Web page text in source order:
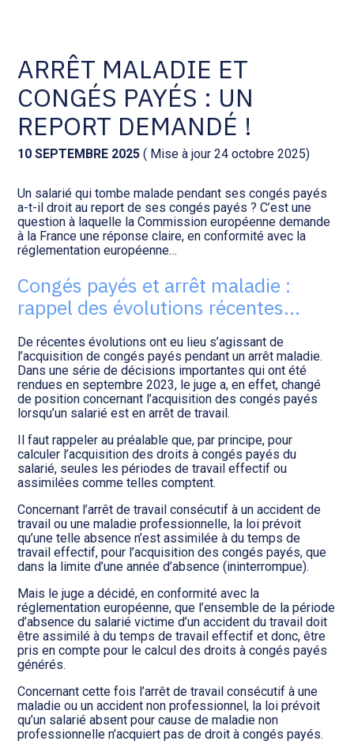
Social et ressources humaines
Assistance juridique
Audit légal
Procédures collectives
Transition numérique
Tenue de votre comptabilité :
ACD
Facturation et pilotage :
Facturation et pilotage : MEG
Analyse et tableau de bord :
Gérer vos ressources
ARRÊT MALADIE ET
CONGÉS PAYÉS : UN
REPORT DEMANDÉ !
10 SEPTEMBRE 2025 ( Mise à jour 24 octobre 2025)
Un salarié qui tombe malade pendant ses congés payés
a-t-il droit au report de ses congés payés ? C’est une
question à laquelle la Commission européenne demande
à la France une réponse claire, en conformité avec la
réglementation européenne…
Congés payés et arrêt maladie :
rappel des évolutions récentes…
De récentes évolutions ont eu lieu s’agissant de
l’acquisition de congés payés pendant un arrêt maladie.
Dans une série de décisions importantes qui ont été
rendues en septembre 2023, le juge a, en effet, changé
de position concernant l’acquisition des congés payés
lorsqu’un salarié est en arrêt de travail.
Il faut rappeler au préalable que, par principe, pour
calculer l’acquisition des droits à congés payés du
salarié, seules les périodes de travail effectif ou
assimilées comme telles comptent.
Concernant l’arrêt de travail consécutif à un accident de
travail ou une maladie professionnelle, la loi prévoit
qu’une telle absence n’est assimilée à du temps de
travail effectif, pour l’acquisition des congés payés, que
dans la limite d’une année d’absence (ininterrompue).
Mais le juge a décidé, en conformité avec la
réglementation européenne, que l’ensemble de la période
d’absence du salarié victime d’un accident du travail doit
être assimilé à du temps de travail effectif et donc, être
pris en compte pour le calcul des droits à congés payés
générés.
Concernant cette fois l’arrêt de travail consécutif à une
maladie ou un accident non professionnel, la loi prévoit
qu’un salarié absent pour cause de maladie non
professionnelle n’acquiert pas de droit à congés payés.